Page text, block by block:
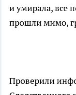
и умирала, все
прошли мимо,
Проверили